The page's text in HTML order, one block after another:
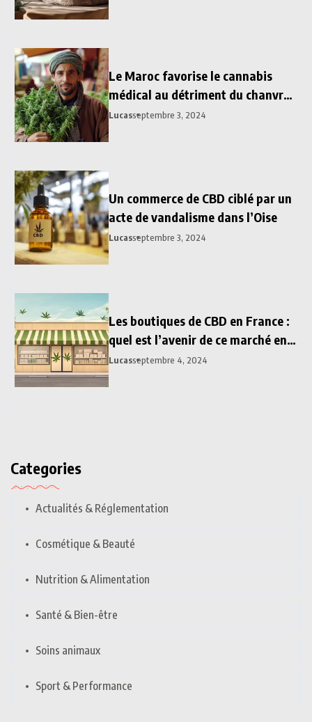
Le Maroc favorise le cannabis
médical au détriment du chanvre
industriel
Lucasseptembre 3, 2024
Un commerce de CBD ciblé par un
acte de vandalisme dans l’Oise
Lucasseptembre 3, 2024
Les boutiques de CBD en France :
quel est l’avenir de ce marché en
2024 ?
Lucasseptembre 4, 2024
Categories
Actualités & Réglementation
Cosmétique & Beauté
Nutrition & Alimentation
Santé & Bien-être
Soins animaux
Sport & Performance